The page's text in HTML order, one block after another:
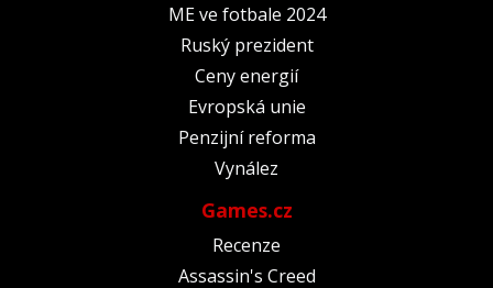
ME ve fotbale 2024
Ruský prezident
Ceny energií
Evropská unie
Penzijní reforma
Vynález
Games.cz
Recenze
Assassin's Creed